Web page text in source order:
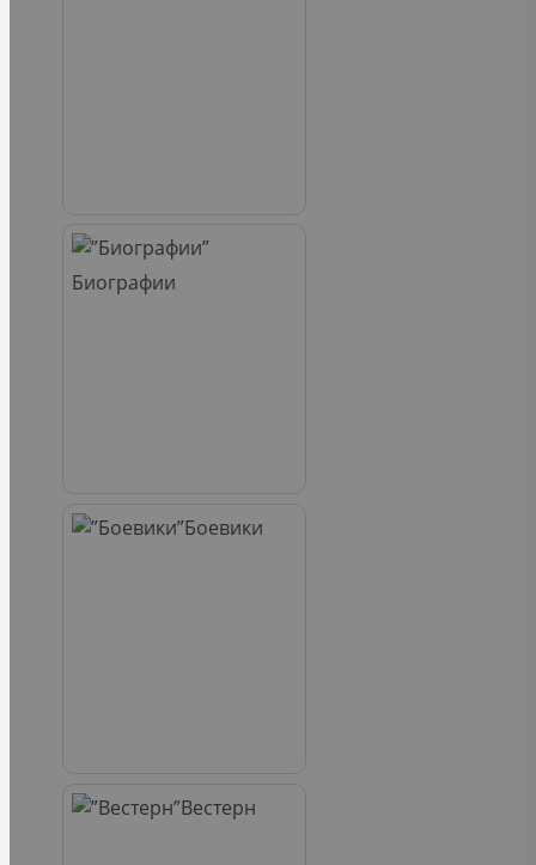
Биографии
Боевики
Вестерн